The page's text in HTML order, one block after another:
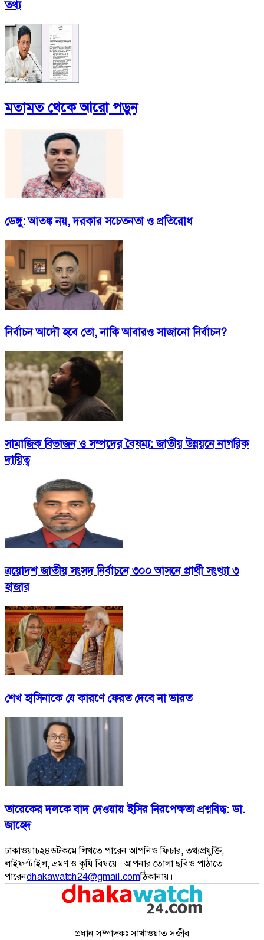
তথ্য
মতামতথেকে আরো পড়ুন
ডেঙ্গু: আতঙ্ক নয়, দরকার সচেতনতা ও প্রতিরোধ
নির্বাচন আদৌ হবে তো, নাকি আবারও সাজানো নির্বাচন?
সামাজিক বিভাজন ও সম্পদের বৈষম্য: জাতীয় উন্নয়নে নাগরিক
দায়িত্ব
ত্রয়োদশ জাতীয় সংসদ নির্বাচনে ৩০০ আসনে প্রার্থী সংখ্যা ৩
হাজার
শেখ হাসিনাকে যে কারণে ফেরত দেবে না ভারত
তারেকের দলকে বাদ দেওয়ায় ইসির নিরপেক্ষতা প্রশ্নবিদ্ধ: ডা.
জাহেদ
ঢাকাওয়াচ২৪ডটকমে লিখতে পারেন আপনিও ফিচার, তথ্যপ্রযুক্তি,
লাইফস্টাইল, ভ্রমণ ও কৃষি বিষয়ে। আপনার তোলা ছবিও পাঠাতে
পারেনdhakawatch24@gmail.comঠিকানায়।
প্রধান সম্পাদকঃ সাখাওয়াত সজীব